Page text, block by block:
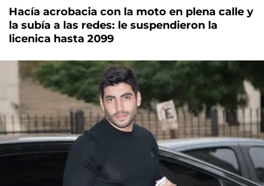
Hacía acrobacia con la moto en plena calle y
la subía a las redes: le suspendieron la
licenica hasta 2099